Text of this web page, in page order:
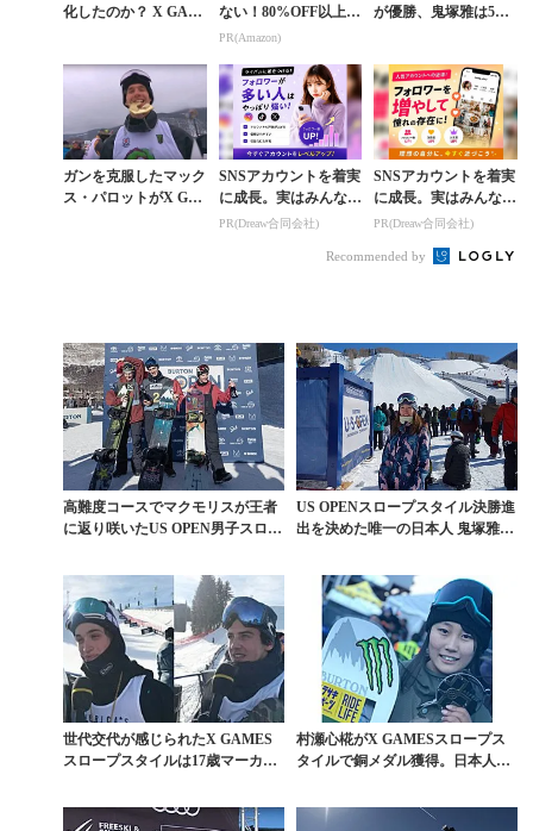
化したのか？ X GAM
ない！80%OFF以上が
続々登場
PR(Amazon)
が優勝、鬼塚雅は5
ポ
ガンを克服したマック
ス・パロットがX GA
SNSアカウントを着実
に成長。実はみんなコ
コ使ってます。
PR(Dreaw合同会社)
SNSアカウントを着実
に成長。実はみんなコ
コ使ってます。
PR(Dreaw合同会社)
Recommended by
高難度コースでマクモリスが王者
に返り咲いたUS OPEN男子スロー
US OPENスロープスタイル決勝進
出を決めた唯一の日本人 鬼塚雅に
世代交代が感じられたX GAMES
スロープスタイルは17歳マーカス
村瀬心椛がX GAMESスロープス
タイルで銅メダル獲得。日本人初